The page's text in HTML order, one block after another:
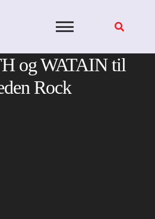
og WATAIN til
Rock